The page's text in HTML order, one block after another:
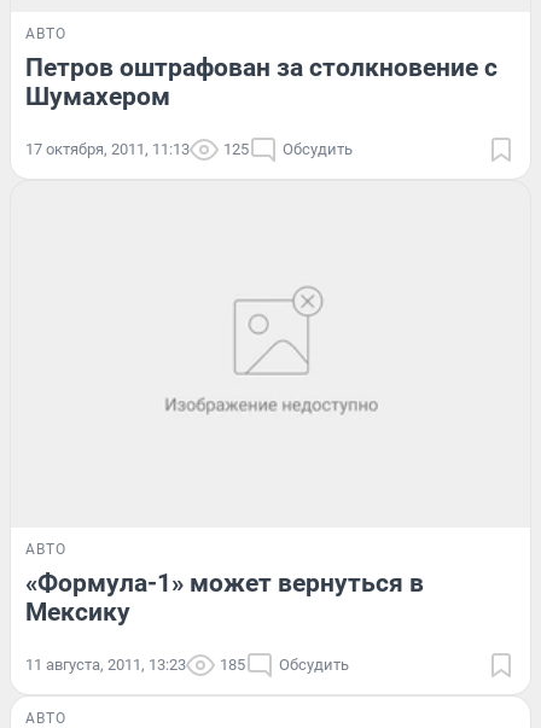
АВТО
Петров оштрафован за столкновение с
Шумахером
17 октября, 2011, 11:13 125 Обсудить
АВТО
«Формула-1» может вернуться в
Мексику
11 августа, 2011, 13:23 185 Обсудить
АВТО